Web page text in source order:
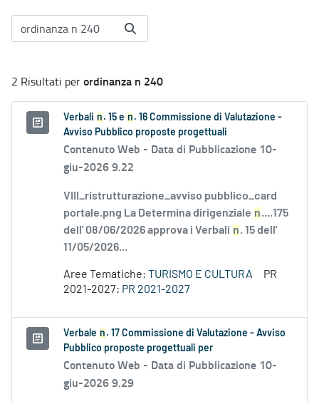
2 Risultati perordinanza n 240
Verbali n . 15 e n . 16 Commissione di Valutazione -
Avviso Pubblico proposte progettuali
Contenuto Web - Data di Pubblicazione 10-
giu-2026 9.22
VIII_ristrutturazione_avviso pubblico_card
portale.png La Determina dirigenziale n....175
dell' 08/06/2026 approva i Verbali n. 15 dell'
11/05/2026...
Aree Tematiche: TURISMO E CULTURA
PR
2021-2027: PR 2021-2027
Verbale n . 17 Commissione di Valutazione - Avviso
Pubblico proposte progettuali per
Contenuto Web - Data di Pubblicazione 10-
giu-2026 9.29